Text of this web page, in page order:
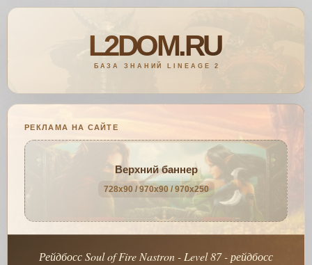
РЕКЛАМА НА САЙТЕ
Верхний баннер
728x90 / 970x90 / 970x250
Рейдбосс Soul of Fire Nastron - Level 87 - рейдбосс